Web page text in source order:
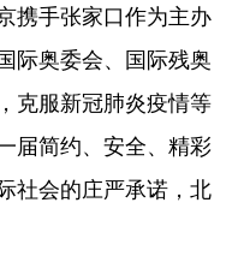
携手张家口作为主办
际奥委会、国际残奥
克服新冠肺炎疫情等
届简约、安全、精彩
社会的庄严承诺，北